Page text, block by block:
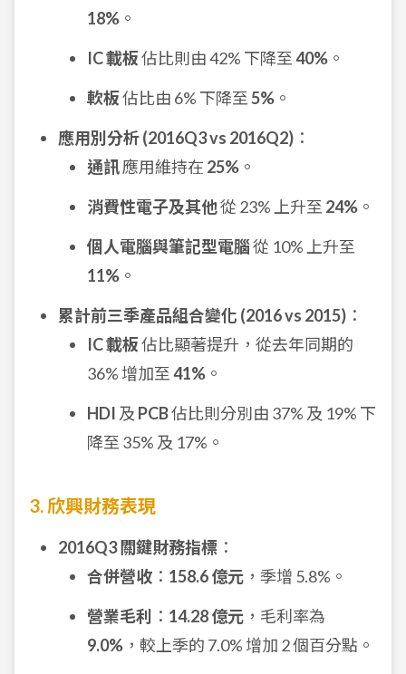
18% 。
IC 載板佔比則由 42% 下降至 40% 。
軟板佔比由 6% 下降至 5% 。
應用別分析 (2016Q3 vs 2016Q2) ：
通訊應用維持在 25% 。
消費性電子及其他從 23% 上升至 24% 。
個人電腦與筆記型電腦從 10% 上升至
11% 。
累計前三季產品組合變化 (2016 vs 2015) ：
IC 載板佔比顯著提升，從去年同期的
36% 增加至 41% 。
HDI 及 PCB佔比則分別由 37% 及 19% 下
降至 35% 及 17%。
3. 欣興財務表現
2016Q3 關鍵財務指標 ：
合併營收 ： 158.6 億元 ，季增 5.8%。
營業毛利
： 14.28 億元 ，毛利率為
9.0% ，較上季的 7.0% 增加 2 個百分點。